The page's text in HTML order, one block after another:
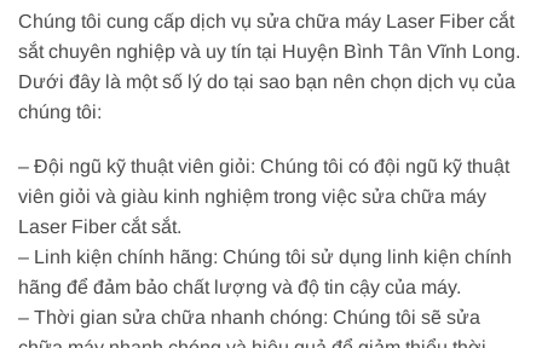
Chúng tôi cung cấp dịch vụ sửa chữa máy Laser Fiber cắt
sắt chuyên nghiệp và uy tín tại Huyện Bình Tân Vĩnh Long.
Dưới đây là một số lý do tại sao bạn nên chọn dịch vụ của
chúng tôi:
– Đội ngũ kỹ thuật viên giỏi: Chúng tôi có đội ngũ kỹ thuật
viên giỏi và giàu kinh nghiệm trong việc sửa chữa máy
Laser Fiber cắt sắt.
– Linh kiện chính hãng: Chúng tôi sử dụng linh kiện chính
hãng để đảm bảo chất lượng và độ tin cậy của máy.
– Thời gian sửa chữa nhanh chóng: Chúng tôi sẽ sửa